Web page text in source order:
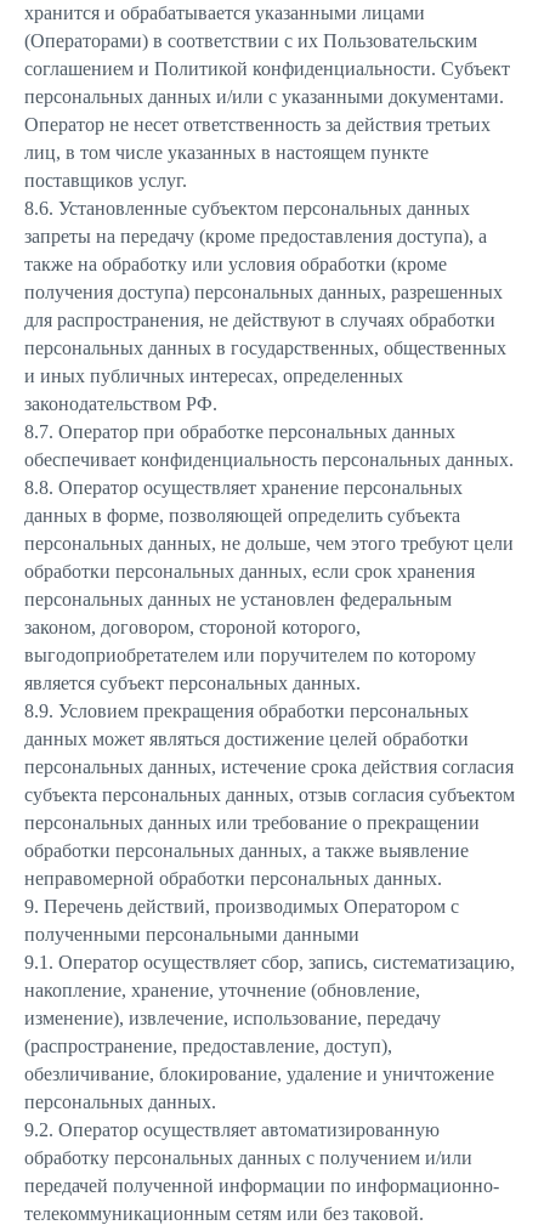
хранится и обрабатывается указанными лицами
(Операторами) в соответствии с их Пользовательским
соглашением и Политикой конфиденциальности. Субъект
персональных данных и/или с указанными документами.
Оператор не несет ответственность за действия третьих
лиц, в том числе указанных в настоящем пункте
поставщиков услуг.
8.6. Установленные субъектом персональных данных
запреты на передачу (кроме предоставления доступа), а
также на обработку или условия обработки (кроме
получения доступа) персональных данных, разрешенных
для распространения, не действуют в случаях обработки
персональных данных в государственных, общественных
и иных публичных интересах, определенных
законодательством РФ.
8.7. Оператор при обработке персональных данных
обеспечивает конфиденциальность персональных данных.
8.8. Оператор осуществляет хранение персональных
данных в форме, позволяющей определить субъекта
персональных данных, не дольше, чем этого требуют цели
обработки персональных данных, если срок хранения
персональных данных не установлен федеральным
законом, договором, стороной которого,
выгодоприобретателем или поручителем по которому
является субъект персональных данных.
8.9. Условием прекращения обработки персональных
данных может являться достижение целей обработки
персональных данных, истечение срока действия согласия
субъекта персональных данных, отзыв согласия субъектом
персональных данных или требование о прекращении
обработки персональных данных, а также выявление
неправомерной обработки персональных данных.
9. Перечень действий, производимых Оператором с
полученными персональными данными
9.1. Оператор осуществляет сбор, запись, систематизацию,
накопление, хранение, уточнение (обновление,
изменение), извлечение, использование, передачу
(распространение, предоставление, доступ),
обезличивание, блокирование, удаление и уничтожение
персональных данных.
9.2. Оператор осуществляет автоматизированную
обработку персональных данных с получением и/или
передачей полученной информации по информационно-
телекоммуникационным сетям или без таковой.